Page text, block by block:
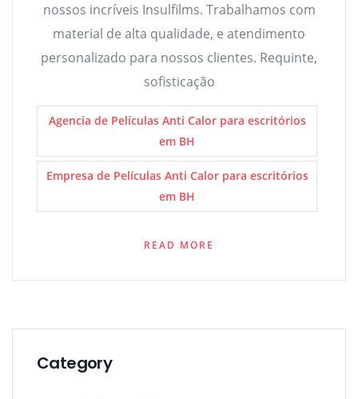
nossos incríveis Insulfilms. Trabalhamos com
material de alta qualidade, e atendimento
personalizado para nossos clientes. Requinte,
sofisticação
Agencia de Películas Anti Calor para escritórios
em BH
Empresa de Películas Anti Calor para escritórios
em BH
READ MORE
Category